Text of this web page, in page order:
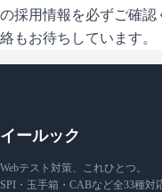
の採用情報を必ずご確
絡もお待ちしています。
イールック
Webテスト対策、これひとつ。
SPI・玉手箱・CABなど全33種対